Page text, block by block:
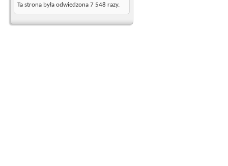
Ta strona była odwiedzona 7 548 razy.